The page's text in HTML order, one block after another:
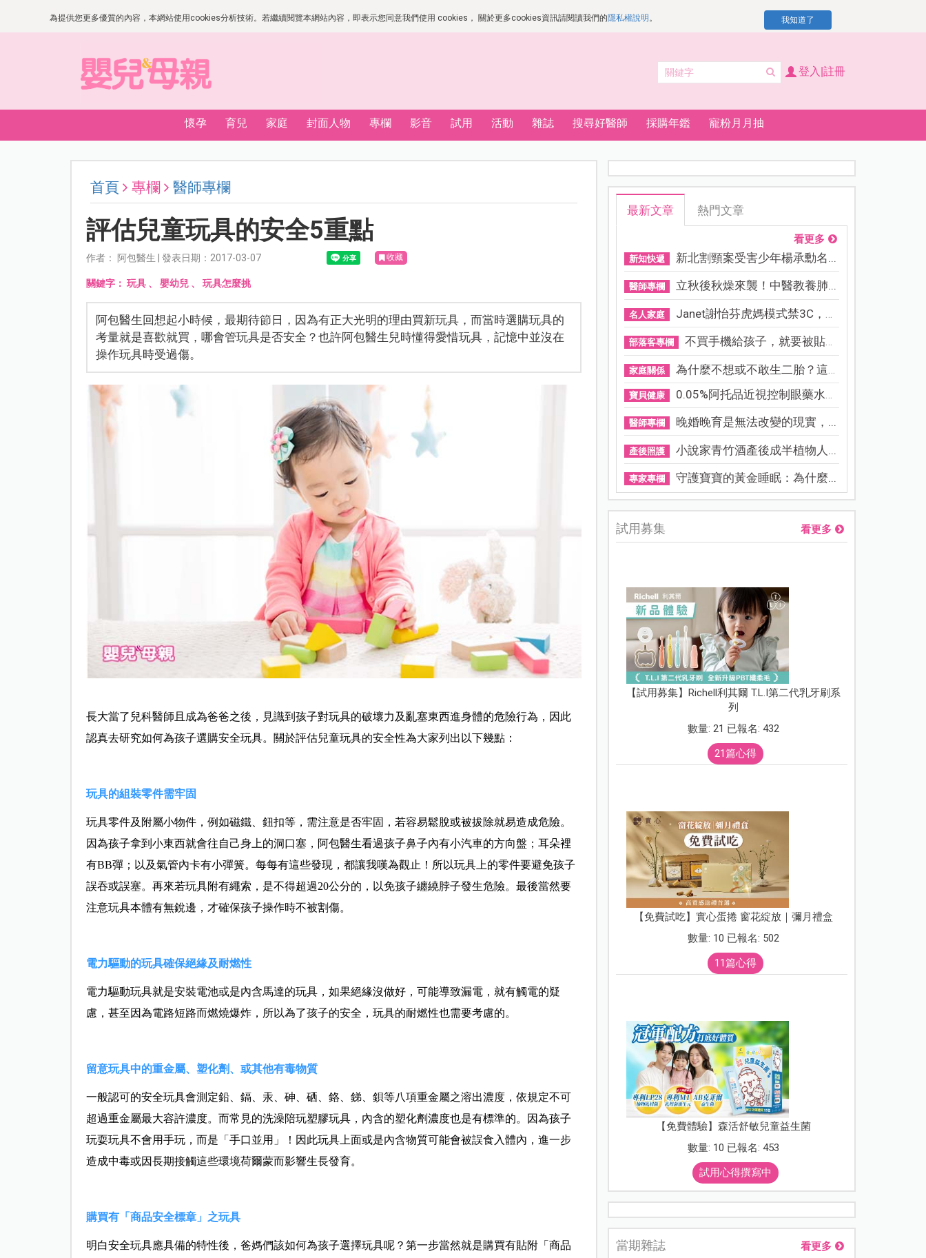
為提供您更多優質的內容，本網站使用cookies分析技術。若繼續閱覽本網站內容，即表示您同意我們使用 cookies， 關於更多cookies資訊請閱讀我們的隱私權說明 。 我知道了
登入|註冊
懷孕 育兒 家庭 封面人物 專欄 影音 試用 活動 雜誌 搜尋好醫師 採購年鑑 寵粉月月抽
首頁 專欄 醫師專欄
評估兒童玩具的安全5重點
作者： 阿包醫生 | 發表日期：2017-03-07 收藏
關鍵字： 玩具、 嬰幼兒、 玩具怎麼挑
阿包醫生回想起小時候，最期待節日，因為有正大光明的理由買新玩具，而當時選購玩具的
考量就是喜歡就買，哪會管玩具是否安全？也許阿包醫生兒時懂得愛惜玩具，記憶中並沒在
操作玩具時受過傷。
長大當了兒科醫師且成為爸爸之後，見識到孩子對玩具的破壞力及亂塞東西進身體的危險行為，因此
認真去研究如何為孩子選購安全玩具。關於評估兒童玩具的安全性為大家列出以下幾點：
玩具的組裝零件需牢固
玩具零件及附屬小物件，例如磁鐵、鈕扣等，需注意是否牢固，若容易鬆脫或被拔除就易造成危險。
因為孩子拿到小東西就會往自己身上的洞口塞，阿包醫生看過孩子鼻子內有小汽車的方向盤；耳朵裡
有BB彈；以及氣管內卡有小彈簧。每每有這些發現，都讓我嘆為觀止！所以玩具上的零件要避免孩子
誤吞或誤塞。再來若玩具附有繩索，是不得超過20公分的，以免孩子纏繞脖子發生危險。最後當然要
注意玩具本體有無銳邊，才確保孩子操作時不被割傷。
電力驅動的玩具確保絕緣及耐燃性
電力驅動玩具就是安裝電池或是內含馬達的玩具，如果絕緣沒做好，可能導致漏電，就有觸電的疑
慮，甚至因為電路短路而燃燒爆炸，所以為了孩子的安全，玩具的耐燃性也需要考慮的。
留意玩具中的重金屬、塑化劑、或其他有毒物質
一般認可的安全玩具會測定鉛、鎘、汞、砷、硒、鉻、銻、鋇等八項重金屬之溶出濃度，依規定不可
超過重金屬最大容許濃度。而常見的洗澡陪玩塑膠玩具，內含的塑化劑濃度也是有標準的。因為孩子
玩耍玩具不會用手玩，而是「手口並用」！因此玩具上面或是內含物質可能會被誤食入體內，進一步
造成中毒或因長期接觸這些環境荷爾蒙而影響生長發育。
購買有「商品安全標章」之玩具
明白安全玩具應具備的特性後，爸媽們該如何為孩子選擇玩具呢？第一步當然就是購買有貼附「商品
最新文章 熱門文章
看更多
新知快遞 新北割頸案受害少年楊承勳名...
醫師專欄 立秋後秋燥來襲！中醫教養肺...
名人家庭 Janet謝怡芬虎媽模式禁3C，看...
部落客專欄 不買手機給孩子，就要被貼「...
家庭關係 為什麼不想或不敢生二胎？這8...
寶貝健康 0.05%阿托品近視控制眼藥水納...
醫師專欄 晚婚晚育是無法改變的現實，...
產後照護 小說家青竹酒產後成半植物人...
專家專欄 守護寶寶的黃金睡眠：為什麼...
試用募集 看更多
【試用募集】Richell利其爾 T.L.I第二代乳牙刷系
列
數量: 21 已報名: 432
21篇心得
【免費試吃】實心蛋捲 窗花綻放｜彌月禮盒
數量: 10 已報名: 502
11篇心得
【免費體驗】森活舒敏兒童益生菌
數量: 10 已報名: 453
試用心得撰寫中
當期雜誌 看更多